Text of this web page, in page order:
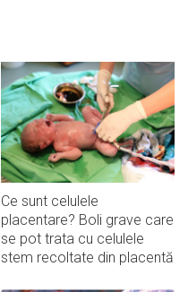
Ce sunt celulele
placentare? Boli grave care
se pot trata cu celulele
stem recoltate din placentă